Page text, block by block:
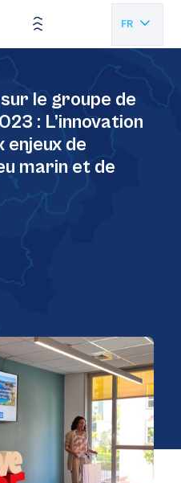
FR
le groupe de
: L’innovation
enjeux de
marin et de